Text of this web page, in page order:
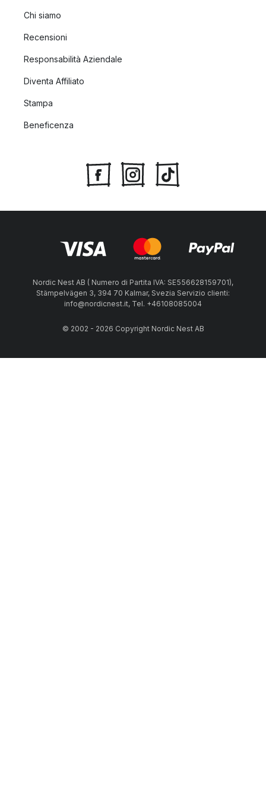
Chi siamo
Recensioni
Responsabilità Aziendale
Diventa Affiliato
Stampa
Beneficenza
Nordic Nest AB ( Numero di Partita IVA: SE556628159701),
Stämpelvägen 3, 394 70 Kalmar, Svezia Servizio clienti:
info@nordicnest.it, Tel. +46108085004
© 2002 - 2026 Copyright Nordic Nest AB